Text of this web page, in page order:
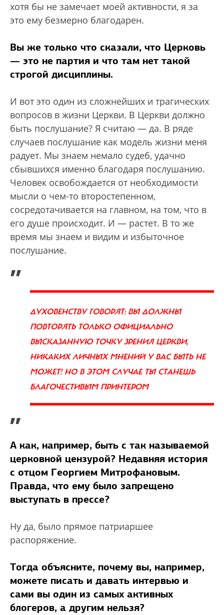
хотя бы не замечает моей активности, я за
это ему безмерно благодарен.
Вы же только что сказали, что Церковь
— это не партия и что там нет такой
строгой дисциплины.
И вот это один из сложнейших и трагических
вопросов в жизни Церкви. В Церкви должно
быть послушание? Я считаю — да. В ряде
случаев послушание как модель жизни меня
радует. Мы знаем немало судеб, удачно
сбывшихся именно благодаря послушанию.
Человек освобождается от необходимости
мысли о чем-то второстепенном,
сосредотачивается на главном, на том, что в
его душе происходит. И — растет. В то же
время мы знаем и видим и избыточное
послушание.
„
ДУХОВЕНСТВУ ГОВОРЯТ: ВЫ ДОЛЖНЫ
ПОВТОРЯТЬ ТОЛЬКО ОФИЦИАЛЬНО
ВЫСКАЗАННУЮ ТОЧКУ ЗРЕНИЯ ЦЕРКВИ,
НИКАКИХ ЛИЧНЫХ МНЕНИЙ У ВАС БЫТЬ НЕ
МОЖЕТ! НО В ЭТОМ СЛУЧАЕ ТЫ СТАНЕШЬ
БЛАГОЧЕСТИВЫМ ПРИНТЕРОМ
”
А как, например, быть с так называемой
церковной цензурой? Недавняя история
с отцом Георгием Митрофановым.
Правда, что ему было запрещено
выступать в прессе?
Ну да, было прямое патриаршее
распоряжение.
Тогда объясните, почему вы, например,
можете писать и давать интервью и
сами вы один из самых активных
блогеров, а другим нельзя?